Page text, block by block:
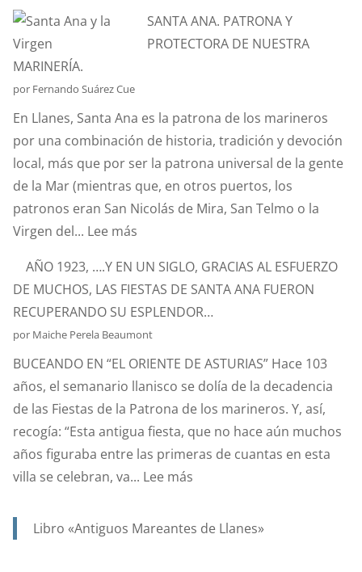
ANÉCDOTA
ESTANDARTE
DE
SANTA
ANA?
SANTA ANA. PATRONA Y
PROTECTORA DE NUESTRA
MARINERÍA.
por Fernando Suárez Cue
En Llanes, Santa Ana es la patrona de los marineros
por una combinación de historia, tradición y devoción
local, más que por ser la patrona universal de la gente
de la Mar (mientras que, en otros puertos, los
patronos eran San Nicolás de Mira, San Telmo o la
Virgen del... Lee más:
ANA.
PATRONA
Y
PROTECTORA
DE
NUESTRA
MARINERÍA.
AÑO 1923, ….Y EN UN SIGLO, GRACIAS AL ESFUERZO
DE MUCHOS, LAS FIESTAS DE SANTA ANA FUERON
RECUPERANDO SU ESPLENDOR…
por Maiche Perela Beaumont
BUCEANDO EN “EL ORIENTE DE ASTURIAS” Hace 103
años, el semanario llanisco se dolía de la decadencia
de las Fiestas de la Patrona de los marineros. Y, así,
recogía: “Esta antigua fiesta, que no hace aún muchos
años figuraba entre las primeras de cuantas en esta
villa se celebran, va... Lee más:
1923,
Libro «Antiguos Mareantes de Llanes»